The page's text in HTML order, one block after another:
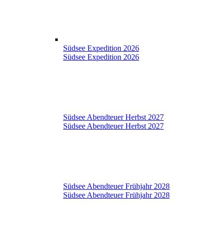
Südsee Expedition 2026
Südsee Expedition 2026
Südsee Abendteuer Herbst 2027
Südsee Abendteuer Herbst 2027
Südsee Abendteuer Frühjahr 2028
Südsee Abendteuer Frühjahr 2028